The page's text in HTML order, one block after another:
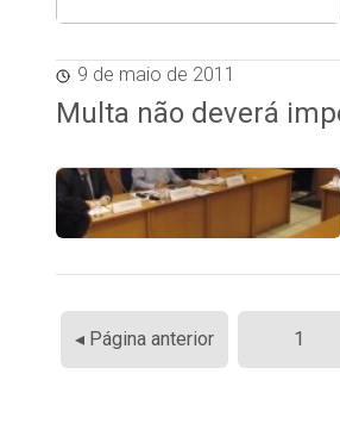
9 de maio de 2011
Multa não deverá
Paginação
de
◂ Página anterior 1